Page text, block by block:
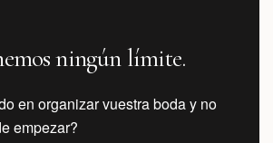
ningún límite.
en organizar vuestra boda y no
empezar?